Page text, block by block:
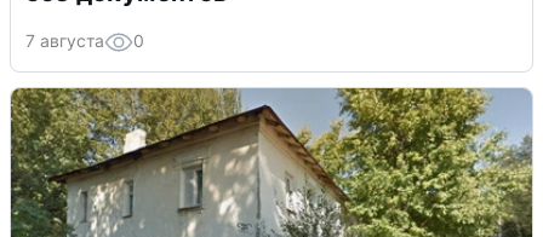
7 августа 0